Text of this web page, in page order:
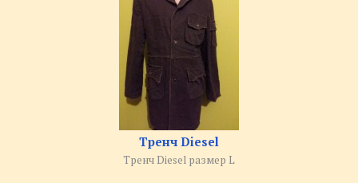
Тренч Diesel
Тренч Diesel размер L